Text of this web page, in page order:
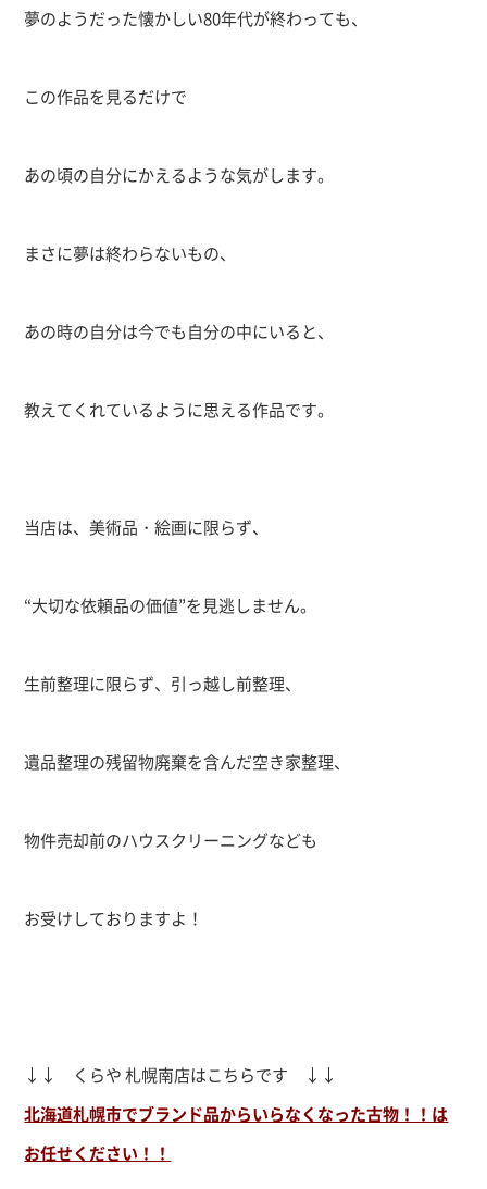
夢のようだった懐かしい80年代が終わっても、
この作品を見るだけで
あの頃の自分にかえるような気がします。
まさに夢は終わらないもの、
あの時の自分は今でも自分の中にいると、
教えてくれているように思える作品です。
当店は、美術品・絵画に限らず、
“大切な依頼品の価値”を見逃しません。
生前整理に限らず、引っ越し前整理、
遺品整理の残留物廃棄を含んだ空き家整理、
物件売却前のハウスクリーニングなども
お受けしておりますよ！
↓↓ くらや 札幌南店はこちらです ↓↓
北海道札幌市でブランド品からいらなくなった古物！！は
お任せください！！